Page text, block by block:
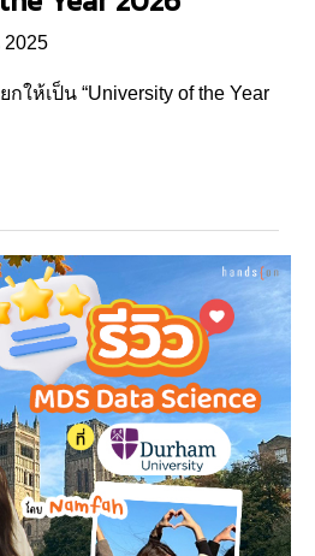
กให้เป็น “University of the Year